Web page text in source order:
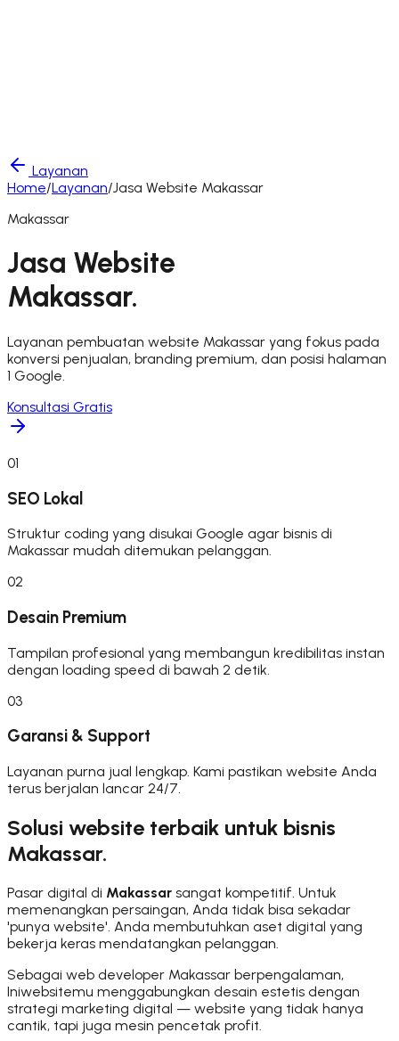
Layanan
Home/Layanan/Jasa Website Makassar
Makassar
Jasa Website
Makassar.
Layanan pembuatan website Makassar yang fokus pada
konversi penjualan, branding premium, dan posisi halaman
1 Google.
Konsultasi Gratis
01
SEO Lokal
Struktur coding yang disukai Google agar bisnis di
Makassar mudah ditemukan pelanggan.
02
Desain Premium
Tampilan profesional yang membangun kredibilitas instan
dengan loading speed di bawah 2 detik.
03
Garansi & Support
Layanan purna jual lengkap. Kami pastikan website Anda
terus berjalan lancar 24/7.
Solusi website terbaik untuk bisnis
Makassar.
Pasar digital di Makassar sangat kompetitif. Untuk
memenangkan persaingan, Anda tidak bisa sekadar
'punya website'. Anda membutuhkan aset digital yang
bekerja keras mendatangkan pelanggan.
Sebagai web developer Makassar berpengalaman,
Iniwebsitemu menggabungkan desain estetis dengan
strategi marketing digital — website yang tidak hanya
cantik, tapi juga mesin pencetak profit.